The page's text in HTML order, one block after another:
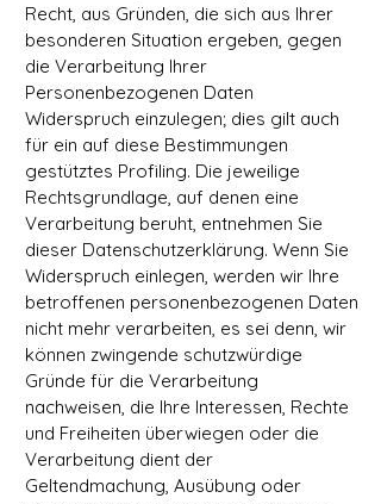
Recht, aus Gründen, die sich aus Ihrer
besonderen Situation ergeben, gegen
die Verarbeitung Ihrer
Personenbezogenen Daten
Widerspruch einzulegen; dies gilt auch
für ein auf diese Bestimmungen
gestütztes Profiling. Die jeweilige
Rechtsgrundlage, auf denen eine
Verarbeitung beruht, entnehmen Sie
dieser Datenschutzerklärung. Wenn Sie
Widerspruch einlegen, werden wir Ihre
betroffenen personenbezogenen Daten
nicht mehr verarbeiten, es sei denn, wir
können zwingende schutzwürdige
Gründe für die Verarbeitung
nachweisen, die Ihre Interessen, Rechte
und Freiheiten überwiegen oder die
Verarbeitung dient der
Geltendmachung, Ausübung oder